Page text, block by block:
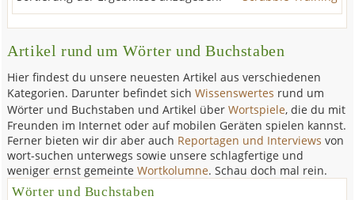
Artikel rund um Wörter und Buchstaben
Hier findest du unsere neuesten Artikel aus verschiedenen
Kategorien. Darunter befindet sichWissenswertes rund um
Wörter und Buchstaben und Artikel überWortspiele, die du mit
Freunden im Internet oder auf mobilen Geräten spielen kannst.
Ferner bieten wir dir aber auch Reportagen und Interviews von
wort-suchen unterwegs sowie unsere schlagfertige und
weniger ernst gemeinteWortkolumne. Schau doch mal rein.
Wörter und Buchstaben